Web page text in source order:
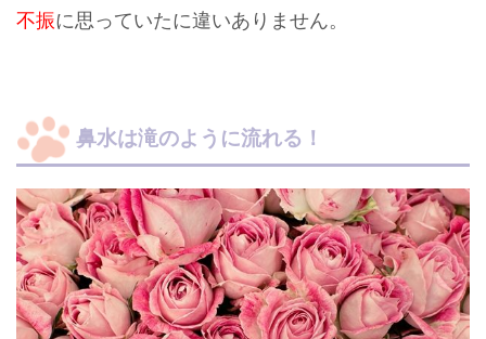
不振に思っていたに違いありません。
鼻水は滝のように流れる！